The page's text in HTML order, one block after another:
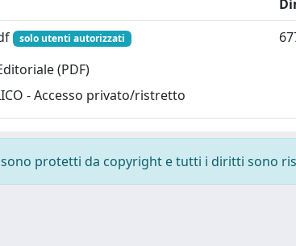
solo utenti autorizzati
(PDF)
- Accesso privato/ristretto
protetti da copyright e tutti i diritti sono